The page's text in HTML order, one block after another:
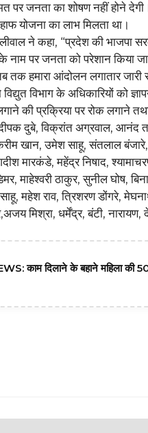
पर जनता का शोषण नहीं होने
योजना का लाभ मिलता था।
ने कहा, “प्रदेश की भाजपा
नाम पर जनता को परेशान किया
तक हमारा आंदोलन लगातार जारी
विभाग के अधिकारियों को
की प्रक्रिया पर रोक लगाने
दीपक दुबे, विक्रांत अग्रवाल,
खान, उमेश साहू, संतलाल
मारकंडे, महेंद्र निषाद,
माहेश्वरी ठाकुर, सुनील घोष,
महेश राव, त्रिशरण डोंगरे,
मिश्रा, धर्मेंद्र, बंटी,
काम दिलाने के बहाने महिला की